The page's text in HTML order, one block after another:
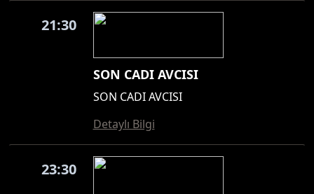
21:30
SON CADI AVCISI
SON CADI AVCISI
Detaylı Bilgi
23:30